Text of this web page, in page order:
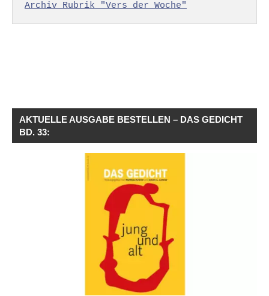
Archiv Rubrik "Vers der Woche"
AKTUELLE AUSGABE BESTELLEN – DAS GEDICHT
BD. 33: